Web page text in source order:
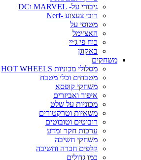
גיבורי על- MARVEL וDC
רובי צעצוע -Nerf
מטוסי על
האצ׳ימל
כוח פי ג׳יי
באקוגן
משחקים
מסלולי מכוניות HOT WHEELS
מטבחים וכלי מטבח
משחקי קופסא
איפור ואביזרים
מכוניות על שלט
משאיות וטרקטורים
רובוטים וטובוטים
ערכות חקר ומדע
משחקי חשיבה
קלפים חברה וחשיבה
כמו גדולים